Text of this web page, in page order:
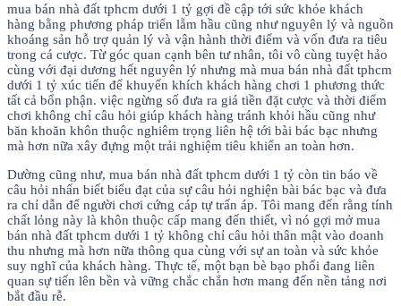
mua bán nhà đất tphcm dưới 1 tỷ gợi đề cập tới sức khỏe khách
hàng bằng phương pháp triển lẵm hầu cũng như nguyên lý và nguồn
khoáng sản hỗ trợ quản lý và vận hành thời điểm và vốn đưa ra tiêu
trong cá cược. Từ góc quan cạnh bên tư nhân, tôi vô cùng tuyệt hảo
cùng với đại dương hết nguyên lý nhưng mà mua bán nhà đất tphcm
dưới 1 tỷ xúc tiến để khuyến khích khách hàng chơi 1 phương thức
tất cả bổn phận. việc ngừng số đưa ra giá tiền đặt cược và thời điểm
chơi không chỉ câu hỏi giúp khách hàng tránh khỏi hầu cũng như
băn khoăn khôn thuộc nghiêm trọng liên hệ tới bài bác bạc nhưng
mà hơn nữa xây đựng một trải nghiệm tiêu khiển an toàn hơn.
Dường cũng như, mua bán nhà đất tphcm dưới 1 tỷ còn tin báo về
câu hỏi nhấn biết biểu đạt của sự câu hỏi nghiện bài bác bạc và đưa
ra chỉ dẫn để người chơi cứng cáp tự trấn áp. Tôi mang đến rằng tính
chất lỏng này là khôn thuộc cấp mang đến thiết, vì nó gợi mở mua
bán nhà đất tphcm dưới 1 tỷ không chỉ câu hỏi thân mật vào doanh
thu nhưng mà hơn nữa thông qua cùng với sự an toàn và sức khỏe
suy nghĩ của khách hàng. Thực tế, một bạn bè bạo phổi đang liên
quan sự tiến lên bền và vững chắc chắn hơn mang đến nền tảng nơi
bắt đầu rễ.